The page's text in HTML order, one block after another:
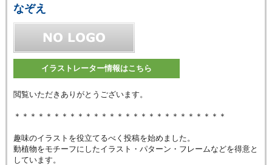
なぞえ
イラストレーター情報はこちら
閲覧いただきありがとうございます。
＊＊＊＊＊＊＊＊＊＊＊＊＊＊＊＊＊＊＊＊＊＊＊＊＊＊＊
趣味のイラストを役立てるべく投稿を始めました。
動植物をモチーフにしたイラスト・パターン・フレームなどを得意と
しています。